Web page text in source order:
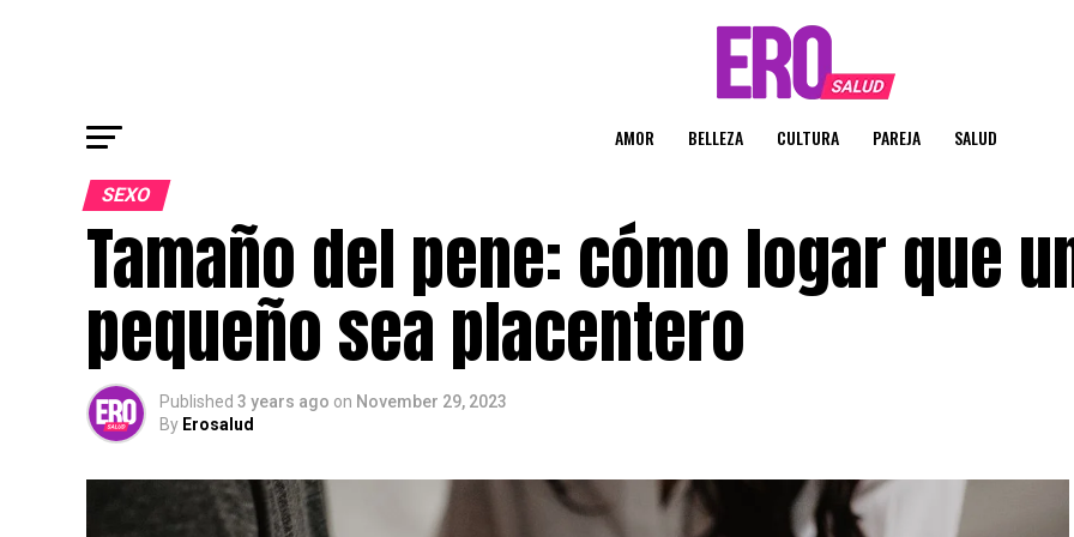
AMOR BELLEZA CULTURA PAREJA SALUD
SEXO
Tamaño del pene: cómo logar que
pequeño sea placentero
Published 3 years ago on November 29, 2023
By Erosalud